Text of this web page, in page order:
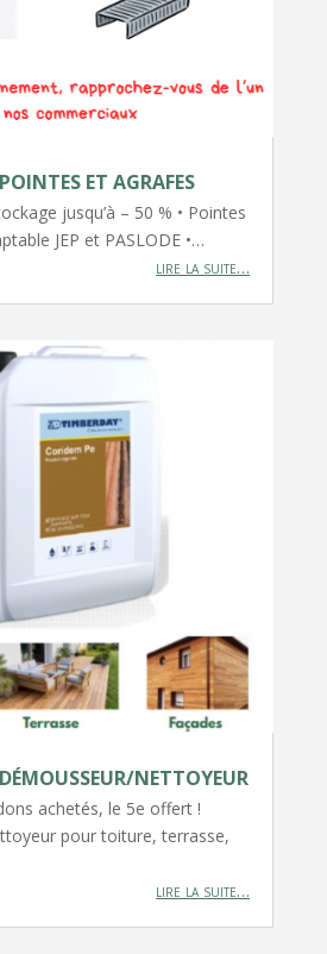
ET AGRAFES
jusqu’à – 50 % • Pointes
JEP et PASLODE •…
lire la suite…
NETTOYEUR
achetés, le 5e offert !
pour toiture, terrasse,
lire la suite…